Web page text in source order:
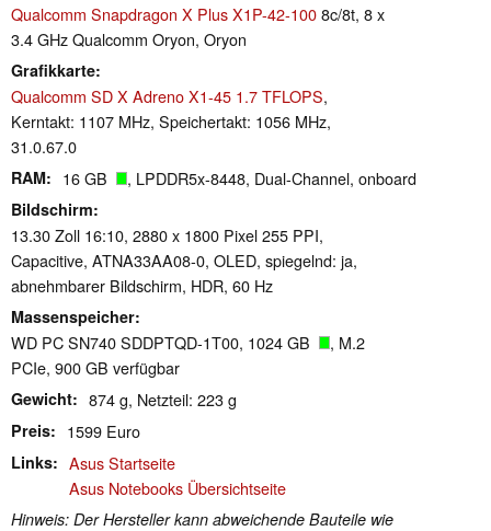
Qualcomm Snapdragon X Plus X1P-42-1008c/8t, 8 x
3.4 GHz Qualcomm Oryon, Oryon
Grafikkarte
Qualcomm SD X Adreno X1-45 1.7 TFLOPS,
Kerntakt: 1107 MHz, Speichertakt: 1056 MHz,
31.0.67.0
RAM 16 GB , LPDDR5x-8448, Dual-Channel, onboard
Bildschirm
13.30 Zoll 16:10, 2880 x 1800 Pixel 255 PPI,
Capacitive, ATNA33AA08-0, OLED, spiegelnd: ja,
abnehmbarer Bildschirm, HDR, 60 Hz
Massenspeicher
WD PC SN740 SDDPTQD-1T00, 1024 GB
, M.2
PCIe, 900 GB verfügbar
Gewicht 874 g, Netzteil: 223 g
Preis 1599 Euro
Links
Asus Startseite
Asus Notebooks Übersichtseite
Hinweis: Der Hersteller kann abweichende Bauteile wie